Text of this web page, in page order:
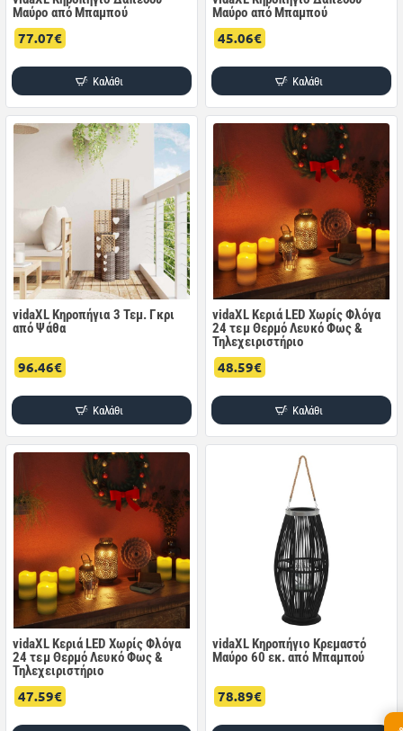
Μαύρο από Μπαμπού
77.07€
Καλάθι
Μαύρο από Μπαμπού
45.06€
Καλάθι
vidaXL Κηροπήγια 3 Τεμ. Γκρι
από Ψάθα
96.46€
Καλάθι
vidaXL Κεριά LED Χωρίς Φλόγα
24 τεμ Θερμό Λευκό Φως &
Τηλεχειριστήριο
48.59€
Καλάθι
vidaXL Κεριά LED Χωρίς Φλόγα
24 τεμ Θερμό Λευκό Φως &
Τηλεχειριστήριο
47.59€
vidaXL Κηροπήγιο Κρεμαστό
Μαύρο 60 εκ. από Μπαμπού
78.89€